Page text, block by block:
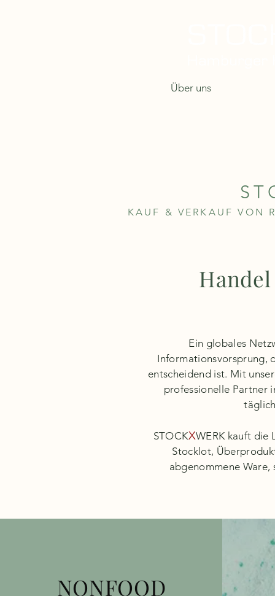
Über uns
KAUF & VERKAUF VON
Ein globales
Informationsvorsprung,
entscheidend ist. Mit
professionelle Partner
STOCKXWERK kauft die
Stocklot,
abgenommene Ware,
NONFOOD